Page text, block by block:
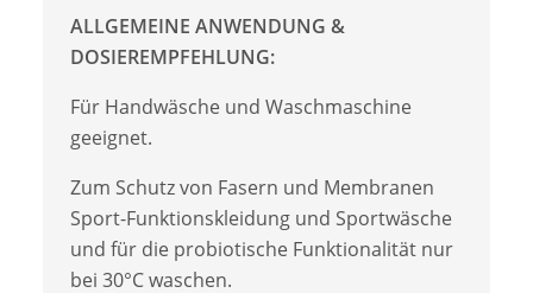
ALLGEMEINE ANWENDUNG &
DOSIEREMPFEHLUNG:
Für Handwäsche und Waschmaschine
geeignet.
Zum Schutz von Fasern und Membranen
Sport-Funktionskleidung und Sportwäsche
und für die probiotische Funktionalität nur
bei 30°C waschen.